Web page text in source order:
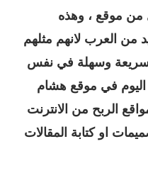
من موقع ، وهذه
من العرب لانهم مثلهم
سريعة وسهلة في نفس
في موقع هشام
الربح من الانترنت
او كتابة المقالات